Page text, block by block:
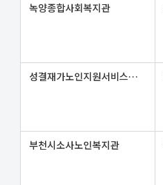
녹양종합사회복지관
성결재가노인지원서비스센터
부천시소사노인복지관